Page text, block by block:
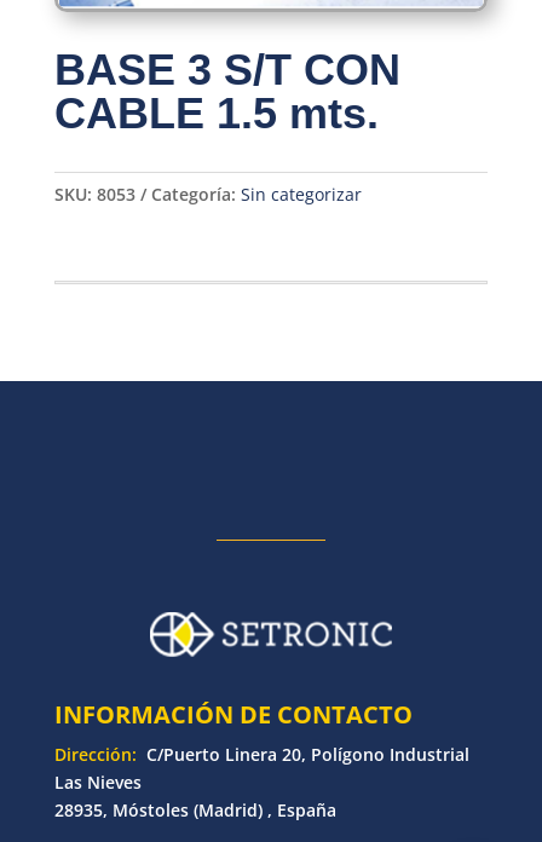
BASE 3 S/T CON
CABLE 1.5 mts.
SKU: 8053 Categoría: Sin categorizar
INFORMACIÓN DE CONTACTO
Dirección: C/Puerto Linera 20, Polígono Industrial
Las Nieves
28935, Móstoles (Madrid) , España